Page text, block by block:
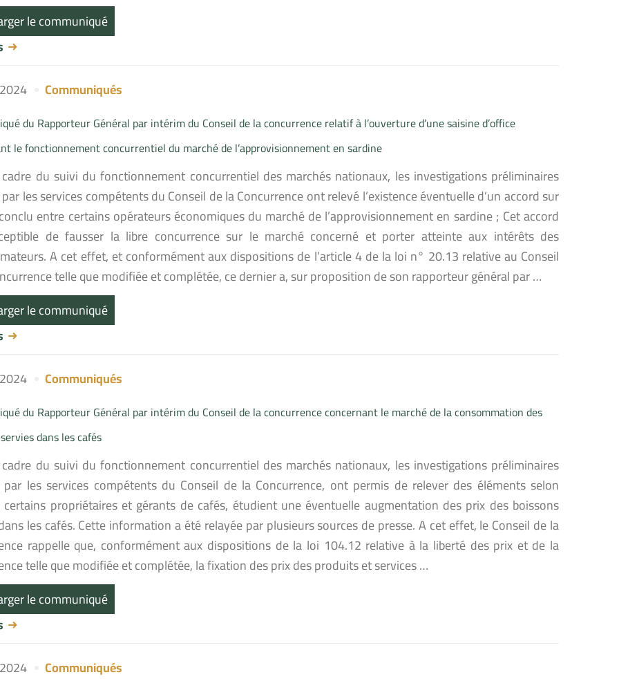
le communiqué
Communiqués
du Rapporteur Général par intérim du Conseil de la concurrence relatif à l’ouverture d’une saisine d’office
le fonctionnement concurrentiel du marché de l’approvisionnement en sardine
du suivi du fonctionnement concurrentiel des marchés nationaux, les investigations préliminaires
les services compétents du Conseil de la Concurrence ont relevé l’existence éventuelle d’un accord sur
entre certains opérateurs économiques du marché de l’approvisionnement en sardine ; Cet accord
de fausser la libre concurrence sur le marché concerné et porter atteinte aux intérêts des
A cet effet, et conformément aux dispositions de l’article 4 de la loi n° 20.13 relative au Conseil
telle que modifiée et complétée, ce dernier a, sur proposition de son rapporteur général par …
le communiqué
Communiqués
du Rapporteur Général par intérim du Conseil de la concurrence concernant le marché de la consommation des
dans les cafés
du suivi du fonctionnement concurrentiel des marchés nationaux, les investigations préliminaires
par les services compétents du Conseil de la Concurrence, ont permis de relever des éléments selon
certains propriétaires et gérants de cafés, étudient une éventuelle augmentation des prix des boissons
les cafés. Cette information a été relayée par plusieurs sources de presse. A cet effet, le Conseil de la
rappelle que, conformément aux dispositions de la loi 104.12 relative à la liberté des prix et de la
telle que modifiée et complétée, la fixation des prix des produits et services …
le communiqué
Communiqués